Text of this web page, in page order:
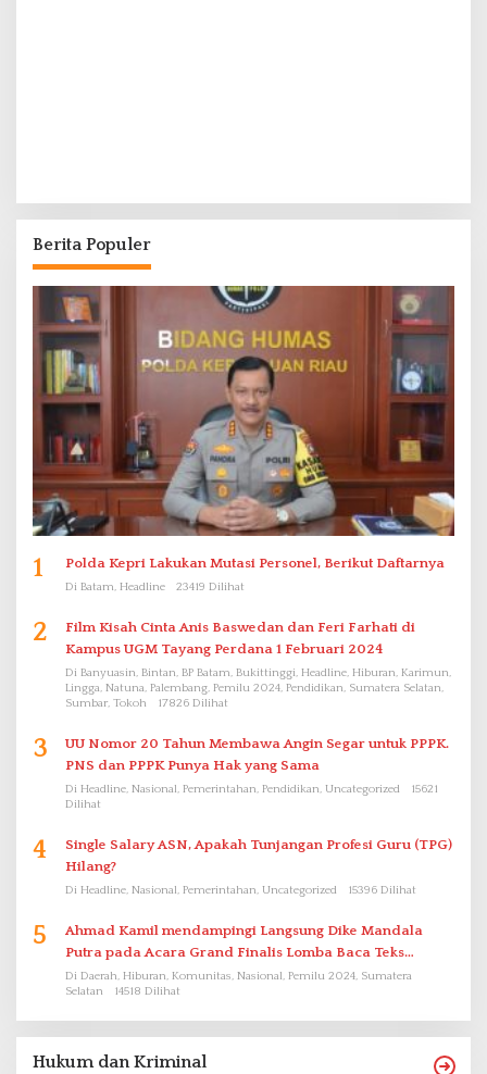
Berita Populer
1 Polda Kepri Lakukan Mutasi Personel, Berikut Daftarnya
Di Batam, Headline 23419 Dilihat
2
Film Kisah Cinta Anis Baswedan dan Feri Farhati di
Kampus UGM Tayang Perdana 1 Februari 2024
Di Banyuasin, Bintan, BP Batam, Bukittinggi, Headline, Hiburan, Karimun,
Lingga, Natuna, Palembang, Pemilu 2024, Pendidikan, Sumatera Selatan,
Sumbar, Tokoh
17826 Dilihat
3
UU Nomor 20 Tahun Membawa Angin Segar untuk PPPK.
PNS dan PPPK Punya Hak yang Sama
Di Headline, Nasional, Pemerintahan, Pendidikan, Uncategorized
15621
Dilihat
4
Single Salary ASN, Apakah Tunjangan Profesi Guru (TPG)
Hilang?
Di Headline, Nasional, Pemerintahan, Uncategorized 15396 Dilihat
5
Ahmad Kamil mendampingi Langsung Dike Mandala
Putra pada Acara Grand Finalis Lomba Baca Teks
Proklamasi Mirip Bung Karno di Bali
Di Daerah, Hiburan, Komunitas, Nasional, Pemilu 2024, Sumatera
Selatan
14518 Dilihat
Hukum dan Kriminal